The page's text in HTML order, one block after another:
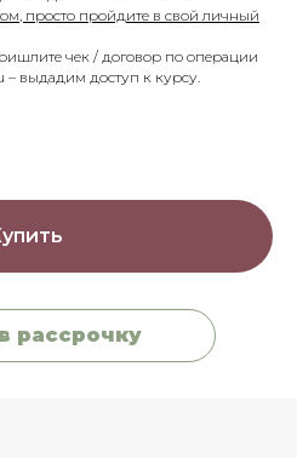
просто пройдите в свой личный
чек / договор по операции
– выдадим доступ к курсу.
рассрочку